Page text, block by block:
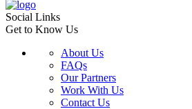
Social Links
Get to Know Us
About Us
FAQs
Our Partners
Work With Us
Contact Us